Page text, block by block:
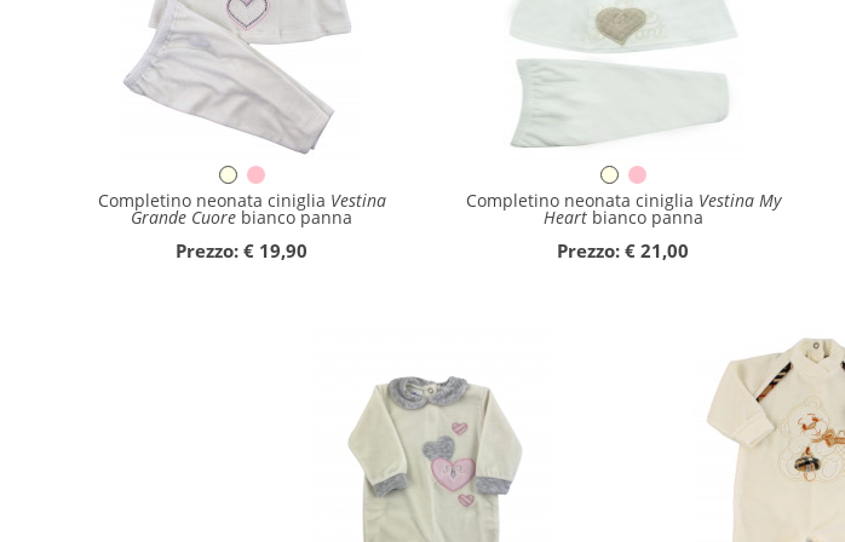
Completino neonata ciniglia Vestina
Grande Cuore bianco panna
Prezzo: € 19,90
Completino neonata ciniglia Vestina My
Heartbianco panna
Prezzo: € 21,00
Autunno/Inverno Primavera/Estate
Solo articoli in offerta
Azzera ricerca
Chiudi ricerca